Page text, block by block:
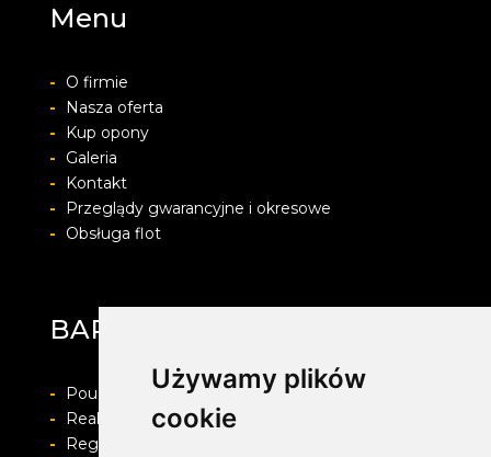
Używamy plików
cookie
Menu
-
O firmie
-
Nasza oferta
-
Kup opony
-
Galeria
-
Kontakt
-
Przeglądy gwarancyjne i okresowe
-
Obsługa flot
BARWACZ GROUP
-
Pouczenie o prawie do odstapienia od umowy
-
Realizacja zamówienia i formy płatności
-
Regulamin i Polityka prywatności